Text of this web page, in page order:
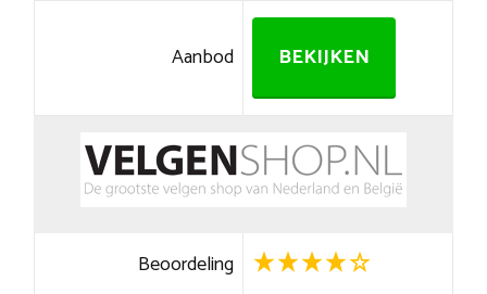
Aanbod BEKIJKEN
Beoordeling